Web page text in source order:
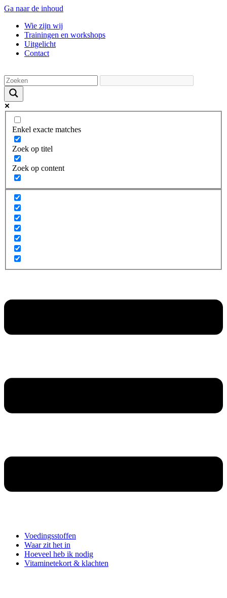
Ga naar de inhoud
Wie zijn wij
Trainingen en workshops
Uitgelicht
Contact
Enkel exacte matches
Zoek op titel
Zoek op content
Voedingsstoffen
Waar zit het in
Hoeveel heb ik nodig
Vitaminetekort & klachten